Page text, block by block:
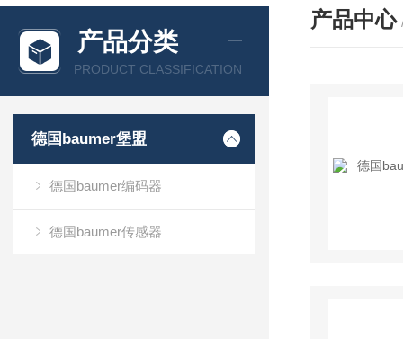
产品分类
PRODUCT CLASSIFICATION
德国baumer堡盟
德国baumer编码器
德国baumer传感器
产品中心